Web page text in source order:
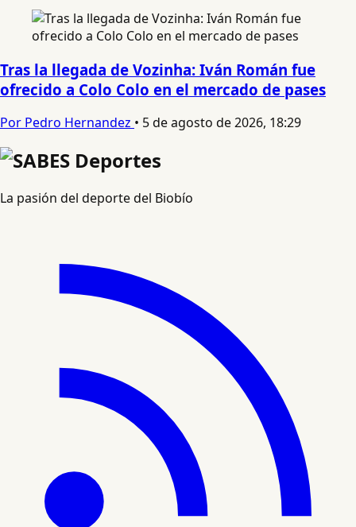
Tras la llegada de Vozinha: Iván Román fue
ofrecido a Colo Colo en el mercado de pases
Por Pedro Hernandez • 5 de agosto de 2026, 18:29
La pasión del deporte del Biobío